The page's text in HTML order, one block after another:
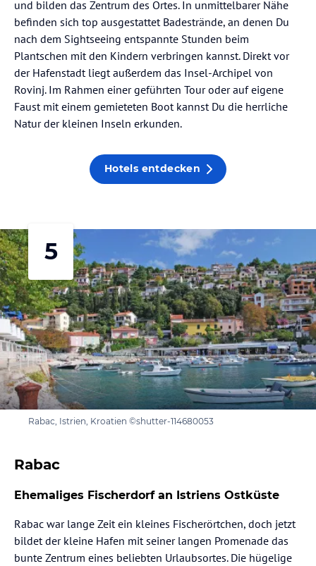
und bilden das Zentrum des Ortes. In unmittelbarer Nähe
befinden sich top ausgestattet Badestrände, an denen Du
nach dem Sightseeing entspannte Stunden beim
Plantschen mit den Kindern verbringen kannst. Direkt vor
der Hafenstadt liegt außerdem das Insel-Archipel von
Rovinj. Im Rahmen einer geführten Tour oder auf eigene
Faust mit einem gemieteten Boot kannst Du die herrliche
Natur der kleinen Inseln erkunden.
Hotels entdecken
5
Rabac, Istrien, Kroatien ©shutter-114680053
Rabac
Ehemaliges Fischerdorf an Istriens Ostküste
Rabac war lange Zeit ein kleines Fischerörtchen, doch jetzt
bildet der kleine Hafen mit seiner langen Promenade das
bunte Zentrum eines beliebten Urlaubsortes. Die hügelige